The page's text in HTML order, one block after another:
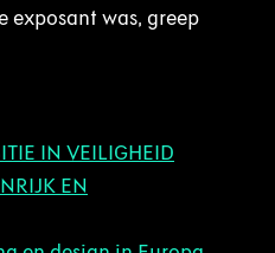
exposant was, greep
IN VEILIGHEID
EN